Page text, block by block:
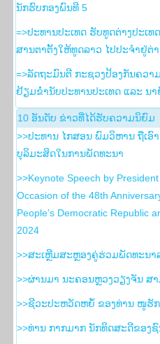
ນັກຮົບກອງພົນທີ 5
=>ປະທານປະເທດ ຮັບທູດຕ່າງປະເ
ສານຕາຕັ້ງໃຫ້ທູດລາວ ໄປປະຈຳຢູ່ຕ່າ
=>ລັດຖະມົນຕີ ກະຊວງປ້ອງກັນຄວ
ຢ້ຽມຂໍ່ານັບປະທານປະເທດ ແລະ ນ
10 ອັນ​ດັບ ຂ່າວ​ທີ່​ໄດ້​ຮັບ​ຄວາມ​ນິ​ຍົມ
>>ປະທານ ໄກສອນ ພົມວິຫານ ຖືເອົ
ບຸລິມະສິດໃນການພັດທະນາ
>>Keynote Speech by
Occasion of the 48th
People’s Democratic Republic
2024
>>ສະເຫຼີມສະຫຼອງຄູ່ຮ່ວມພັດທະນາ
>>ຜ່ານມາ ນະຄອນຫຼວງວຽງຈັນ ສ
>>ຊີວະປະຫວັດຫຍໍ້ ຂອງທ່ານ ໜູຮັ
>>ທ່ານ ກາກມາກ ນັກທິດສະດີຂອງ